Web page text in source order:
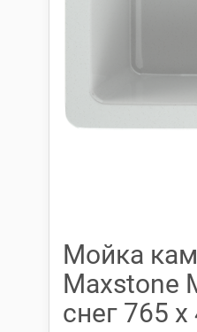
Мойка
Maxstone
снег 765 х